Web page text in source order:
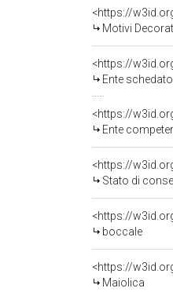
<https://
Motivi
<https://
Ente schedatore
<https://
Ente competente
<https://
Stato di
<https://
boccale
<https://
Maiolica